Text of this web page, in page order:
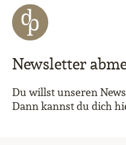
Zum Haupt-Inhalt springen
Zur Navigation springen
Zur Website-Suche
Newsletter
Du willst unseren
Dann kannst du dich